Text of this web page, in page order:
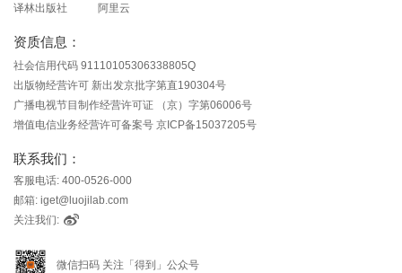
译林出版社
阿里云
资质信息：
社会信用代码 91110105306338805Q
出版物经营许可 新出发京批字第直190304号
广播电视节目制作经营许可证 （京）字第06006号
增值电信业务经营许可备案号 京ICP备15037205号
联系我们：
客服电话: 400-0526-000
邮箱: iget@luojilab.com
关注我们:
微信扫码 关注「得到」公众号